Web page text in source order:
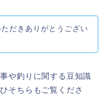
だきありがとうござい
や釣りに関する豆知識
そちらもご覧くださ